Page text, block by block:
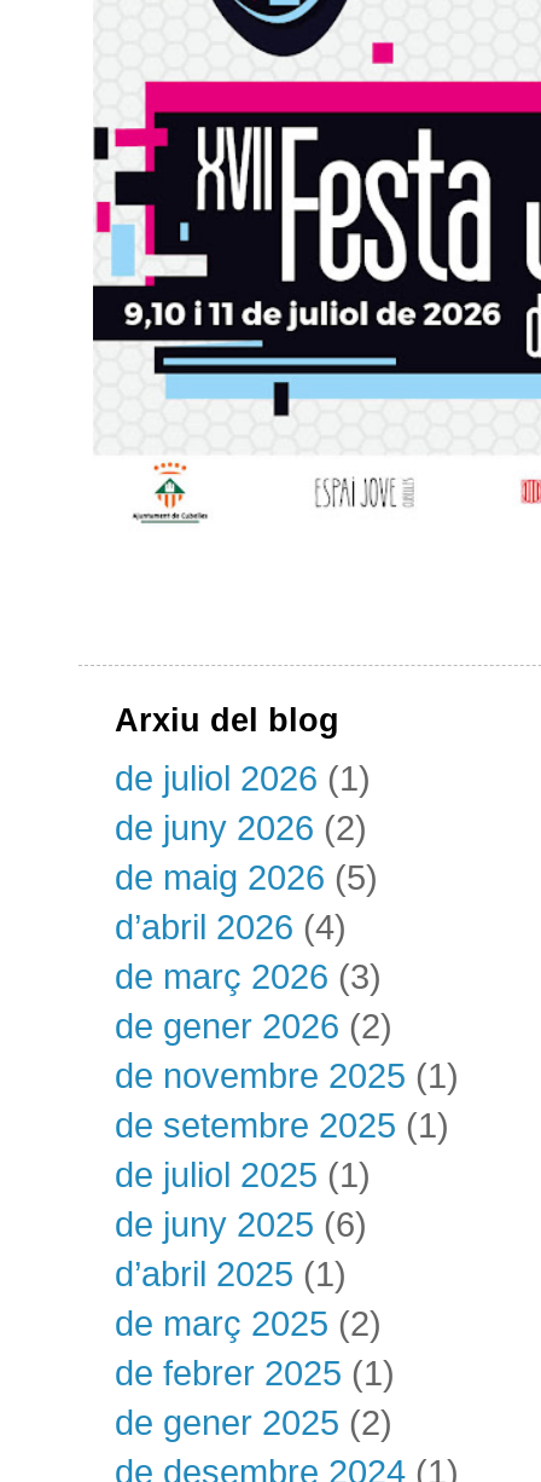
Arxiu del blog
de juliol 2026 (1)
de juny 2026 (2)
de maig 2026 (5)
d’abril 2026 (4)
de març 2026 (3)
de gener 2026 (2)
de novembre 2025 (1)
de setembre 2025 (1)
de juliol 2025 (1)
de juny 2025 (6)
d’abril 2025 (1)
de març 2025 (2)
de febrer 2025 (1)
de gener 2025 (2)
de desembre 2024 (1)